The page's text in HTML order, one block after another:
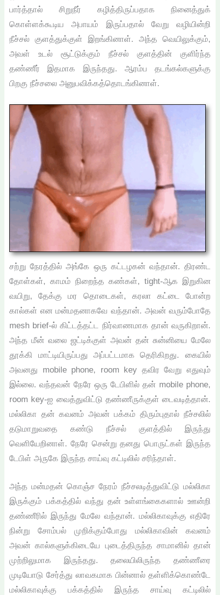
பார்த்தால் சிறுநீர் கழித்திருப்பதாக நினைத்துக்
கொள்ளக்கூடிய அபாயம் இருப்பதால் வேறு வழியின்றி
நீச்சல் குளத்துக்குள் இறங்கினாள். அந்த வெயிலுக்கும்,
அவள் உடல் சூட்டுக்கும் நீச்சல் குளத்தின் குளிர்ந்த
தண்ணீர் இதமாக இருந்தது. ஆரம்ப தடங்கல்களுக்கு
பிறகு நீச்சலை அனுபவிக்கத்தொடங்கினாள்.
சற்று நேரத்தில் அங்கே ஒரு கட்டழகன் வந்தான். திரண்ட
தோள்கள், காமம் நிறைந்த கண்கள், tight-ஆக இறுகின
வயிறு, தேக்கு மர தொடைகள், கரலா கட்டை போன்ற
கால்கள் என மன்மதனாகவே வந்தான். அவன் வரும்போதே
mesh brief-ல் கிட்டத்தட்ட நிர்வாணமாக தான் வருகிறான்.
அந்த மீன் வலை ஜட்டிக்குள் அவன் தன் சுன்னியை மேலே
தூக்கி மாட்டியிருப்பது அப்பட்டமாக தெரிகிறது. கையில்
அவனது mobile phone, room key தவிர வேறு எதுவும்
இல்லை. வந்தவன் நேரே ஒரு டேபிளில் தன் mobile phone,
room key-ஐ வைத்துவிட்டு தண்ணீருக்குள் டைவடித்தான்.
மல்லிகா தன் கவனம் அவன் பக்கம் திரும்புதால் நீச்சலில்
தடுமாறுவதை கண்டு நீச்சல் குளத்தில் இருந்து
வெளியேறினாள். நேரே சென்று தனது பொருட்கள் இருந்த
டேபிள் அருகே இருந்த சாய்வு கட்டிலில் சரிந்தாள்.
அந்த மன்மதன் கொஞ்ச நேரம் நீச்சலடித்துவிட்டு மல்லிகா
இருக்கும் பக்கத்தில் வந்து தன் உள்ளங்கைகளால் ஊன்றி
தண்ணீரில் இருந்து மேலே வந்தான். மல்லிகாவுக்கு எதிரே
நின்று சோம்பல் முறிக்கும்போது மல்லிகாவின் கவனம்
அவன் கால்களுக்கிடையே புடைத்திருந்த சாமானில் தான்
முற்றிலுமாக இருந்தது. தலையிலிருந்த தண்ணீரை
முடியோடு சேர்த்து லாவகமாக பின்னால் தள்ளிக்கொண்டே
மல்லிகாவுக்கு பக்கத்தில் இருந்த சாய்வு கட்டிலில்